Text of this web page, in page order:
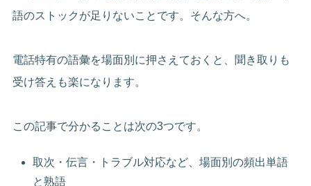
語のストックが足りないことです。そんな方へ。
電話特有の語彙を場面別に押さえておくと、聞き取りも
受け答えも楽になります。
この記事で分かることは次の3つです。
取次・伝言・トラブル対応など、場面別の頻出単語
と熟語